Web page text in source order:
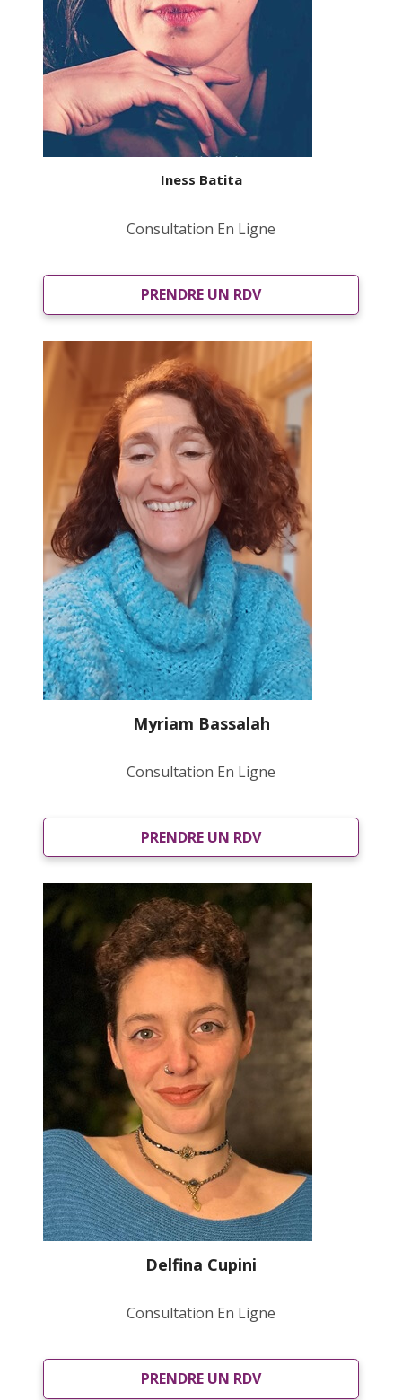
Iness Batita
Consultation En Ligne
PRENDRE UN RDV
Myriam Bassalah
Consultation En Ligne
PRENDRE UN RDV
Delfina Cupini
Consultation En Ligne
PRENDRE UN RDV